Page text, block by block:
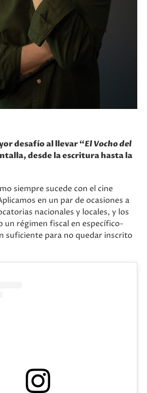
desafío al llevar “El Vocho del
desde la escritura hasta la
siempre sucede con el cine
en un par de ocasiones a
nacionales y locales, y los
un régimen fiscal en específico-
suficiente para no quedar inscrito